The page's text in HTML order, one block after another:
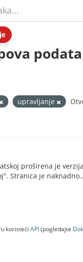
upravljanje
proširena je
Stranica je
koristeći API(pogledajte